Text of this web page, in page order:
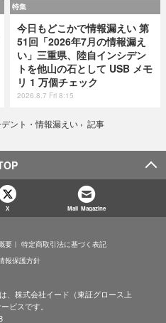
特集
今日もどこかで情報漏えい 第
51回「2026年7月の情報漏え
い」三重県、陸自インシデン
トを他山の石として USB メモ
リ 1 万個チェック
2026.8.7 Fri 8:15
デント・情報漏えい › 記事
X Mail Magazine
要
特定商取引法に基づく表記
報保護方針
、株式会社イード（東証グロース上
ビスです。